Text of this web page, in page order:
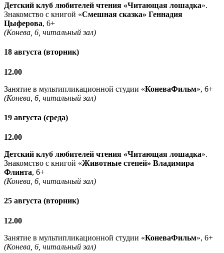
Детский клуб любителей чтения «Читающая лошадка».
Знакомство с книгой «Смешная сказка» Геннадия
Цыферова, 6+
(Конева, 6, читальный зал)
18 августа (вторник)
12.00
Занятие в мультипликационной студии «КоневаФильм», 6+
(Конева, 6, читальный зал)
19 августа (среда)
12.00
Детский клуб любителей чтения «Читающая лошадка».
Знакомство с книгой «Животные степей» Владимира
Флинта, 6+
(Конева, 6, читальный зал)
25 августа (вторник)
12.00
Занятие в мультипликационной студии «КоневаФильм», 6+
(Конева, 6, читальный зал)